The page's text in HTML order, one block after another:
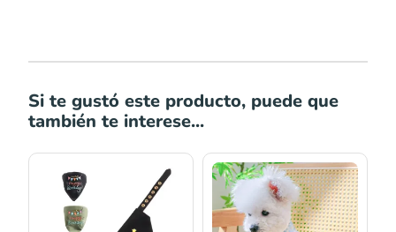
Si te gustó este producto, puede que
también te interese...
precios:
desde
Rango
de
precios:
desde